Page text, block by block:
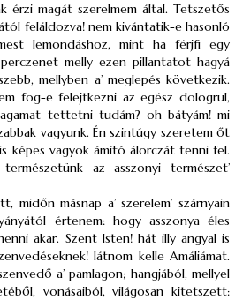
érzi magát szerelmem által. Tetszetős
feláldozva! nem kivántatik-e hasonló
lemondáshoz, mint ha férjfi egy
melly ezen pillantatot hagyá
mellyben a’ meglepés következik.
fog-e felejtkezni az egész dologrul,
tettetni tudám? oh bátyám! mi
vagyunk. Én szintúgy szeretem őt
képes vagyok ámító álorczát tenni fel.
az asszonyi természet’
midőn másnap a’ szerelem’ szárnyain
értenem: hogy asszonya éles
akar. Szent Isten! hát illy angyal is
látnom kelle Amáliámat.
a’ pamlagon; hangjából, mellyel
vonásaiból, világosan kitetszett: